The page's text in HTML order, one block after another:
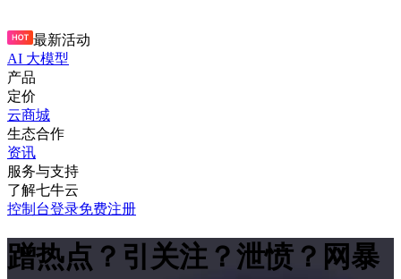
最新活动
AI 大模型
产品
定价
云商城
生态合作
资讯
服务与支持
了解七牛云
控制台登录免费注册
蹭热点？引关注？泄愤？网暴